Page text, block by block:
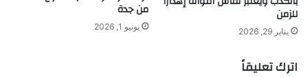
للزمن
يناير 29, 2026
من جدة
يونيو 1, 2026
اترك تعليقاً